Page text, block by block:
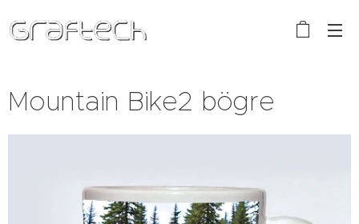
Mountain Bike2 bögre